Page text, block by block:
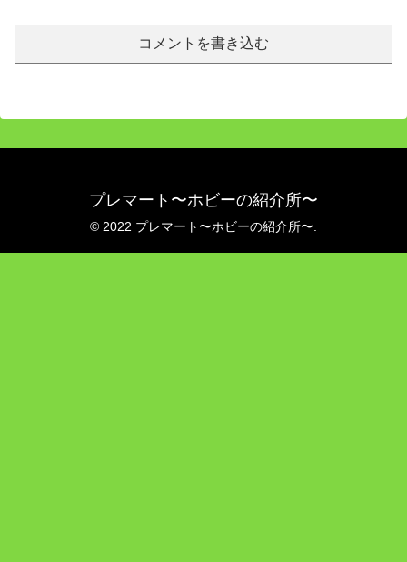
コメントを書き込む
プレマート〜ホビーの紹介所〜
© 2022 プレマート〜ホビーの紹介所〜.